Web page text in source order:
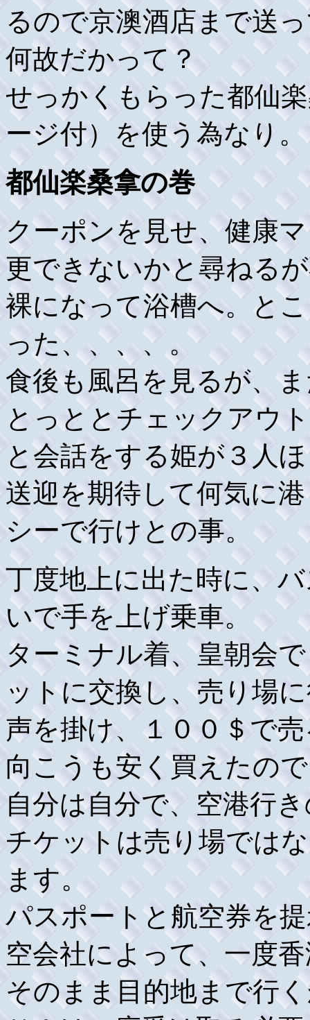
るので京澳酒店まで送
何故だかって？
せっかくもらった都仙
ージ付）を使う為なり。
都仙楽桑拿の巻
クーポンを見せ、健康
更できないかと尋ねる
裸になって浴槽へ。と
った、、、、。
食後も風呂を見るが、
とっととチェックアウ
と会話をする姫が３人
送迎を期待して何気に
シーで行けとの事。
丁度地上に出た時に、
いで手を上げ乗車。
ターミナル着、皇朝会
ットに交換し、売り場
声を掛け、１００＄で
向こうも安く買えたの
自分は自分で、空港行
チケットは売り場では
ます。
パスポートと航空券を
空会社によって、一度
そのまま目的地まで行